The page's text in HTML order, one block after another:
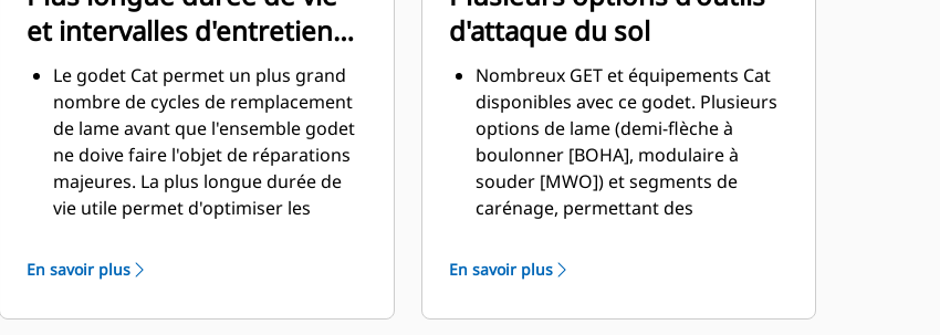
et intervalles d'entretien
réduits
Le godet Cat permet un plus grand
nombre de cycles de remplacement
de lame avant que l'ensemble godet
ne doive faire l'objet de réparations
majeures. La plus longue durée de
vie utile permet d'optimiser les
La conception du godet prend
également en considération le poids
du godet afin d'obtenir un godet
En savoir plus
d'attaque du sol
Nombreux GET et équipements Cat
disponibles avec ce godet. Plusieurs
options de lame (demi-flèche à
boulonner [BOHA], modulaire à
souder [MWO]) et segments de
carénage, permettant des
réparations plus rapides. La
rehausse réduit le déversement par-
dessus l'arrière du godet et diminue
En savoir plus